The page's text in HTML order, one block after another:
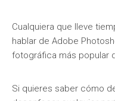
Cualquiera que lleve
hablar de Adobe
fotográfica más popular
Si quieres saber cómo